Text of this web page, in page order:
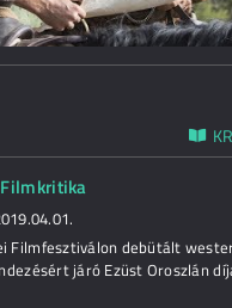
Filmfesztiválon debütált
járó Ezüst Oroszlán